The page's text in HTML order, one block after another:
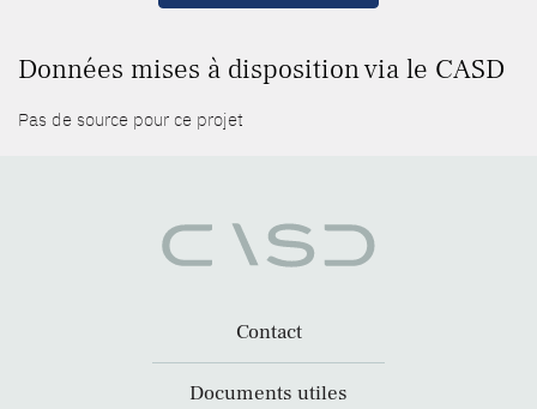
Données mises à disposition via le CASD
Pas de source pour ce projet
Contact
Documents utiles